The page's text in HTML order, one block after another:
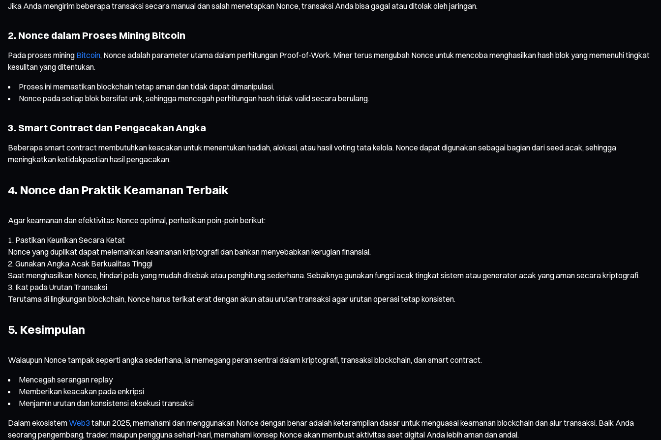
Jika Anda mengirim beberapa transaksi secara manual dan salah menetapkan Nonce, transaksi Anda bisa gagal atau ditolak oleh jaringan.
2. Nonce dalam Proses Mining Bitcoin
Pada proses mining Bitcoin, Nonce adalah parameter utama dalam perhitungan Proof-of-Work. Miner terus mengubah Nonce untuk mencoba menghasilkan hash blok yang memenuhi tingkat
kesulitan yang ditentukan.
Proses ini memastikan blockchain tetap aman dan tidak dapat dimanipulasi.
Nonce pada setiap blok bersifat unik, sehingga mencegah perhitungan hash tidak valid secara berulang.
3. Smart Contract dan Pengacakan Angka
Beberapa smart contract membutuhkan keacakan untuk menentukan hadiah, alokasi, atau hasil voting tata kelola. Nonce dapat digunakan sebagai bagian dari seed acak, sehingga
meningkatkan ketidakpastian hasil pengacakan.
4. Nonce dan Praktik Keamanan Terbaik
Agar keamanan dan efektivitas Nonce optimal, perhatikan poin-poin berikut:
Pastikan Keunikan Secara Ketat
Nonce yang duplikat dapat melemahkan keamanan kriptografi dan bahkan menyebabkan kerugian finansial.
Gunakan Angka Acak Berkualitas Tinggi
Saat menghasilkan Nonce, hindari pola yang mudah ditebak atau penghitung sederhana. Sebaiknya gunakan fungsi acak tingkat sistem atau generator acak yang aman secara kriptografi.
Ikat pada Urutan Transaksi
Terutama di lingkungan blockchain, Nonce harus terikat erat dengan akun atau urutan transaksi agar urutan operasi tetap konsisten.
5. Kesimpulan
Walaupun Nonce tampak seperti angka sederhana, ia memegang peran sentral dalam kriptografi, transaksi blockchain, dan smart contract.
Mencegah serangan replay
Memberikan keacakan pada enkripsi
Menjamin urutan dan konsistensi eksekusi transaksi
Dalam ekosistemWeb3 tahun 2025, memahami dan menggunakan Nonce dengan benar adalah keterampilan dasar untuk menguasai keamanan blockchain dan alur transaksi. Baik Anda
seorang pengembang, trader, maupun pengguna sehari-hari, memahami konsep Nonce akan membuat aktivitas aset digital Anda lebih aman dan andal.